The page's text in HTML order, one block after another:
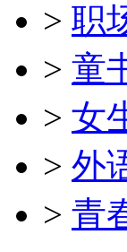
> 职
> 童
> 女
> 外
> 青